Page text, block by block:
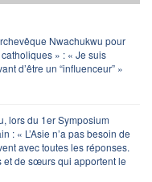
Nwachukwu pour
» : « Je suis
d’être un “influenceur” »
lors du 1er Symposium
: « L’Asie n’a pas besoin de
avec toutes les réponses.
et de sœurs qui apportent le